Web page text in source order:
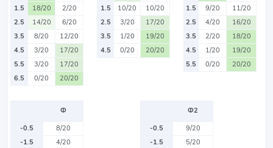
1.5
18/20
2/20
2.5
14/20
6/20
3.5
8/20
12/20
4.5
3/20
17/20
5.5
3/20
17/20
6.5
0/20 20/20
1.5
10/20
10/20
2.5
3/20
17/20
3.5
1/20
19/20
4.5
0/20 20/20
1.5
9/20
11/20
2.5
4/20
16/20
3.5
2/20
18/20
4.5
1/20
19/20
5.5
0/20 20/20
Ф
-0.5
8/20
-1.5
4/20
Ф2
-0.5
9/20
-1.5
5/20